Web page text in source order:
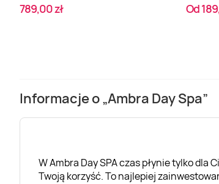
789,00 zł Od
Informacje o „Ambra Day Spa”
W Ambra Day SPA czas płynie tylko dla
Twoją korzyść. To najlepiej